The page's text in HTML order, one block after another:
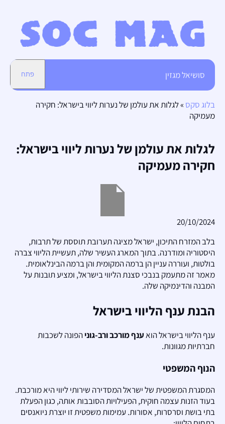
סושיאל מגזין פתח
בלוג סקס »לגלות את עולמן של נערות ליווי בישראל: חקירה
מעמיקה
לגלות את עולמן של נערות ליווי בישראל:
חקירה מעמיקה
20/10/2024
בלב המזרח התיכון, ישראל מציגה תערובת תוססת של תרבות,
היסטוריה ומודרנה. בתוך המארג העשיר שלה, תעשיית הליווי צברה
בולטות, ועוררה עניין הן ברמה המקומית והן ברמה הבינלאומית.
מאמר זה מתעמק בנבכי סצנת הליווי בישראל, ומציע תובנות על
המבנה והדינמיקה שלה.
הבנת ענף הליווי בישראל
ענף הליווי בישראל הואענף מורכב ורב-גוניהפונה לשכבות
חברתיות מגוונות.
הנוף המשפטי
המסגרת המשפטית של ישראל המסדירה שירותי ליווי היא מורכבת.
בעוד הזנות עצמה חוקית, הפעילויות הסובבות אותה, כגון הפעלת
בתי בושת וסרסרות, אסורות. עמימות משפטית זו יוצרת ניואנסים